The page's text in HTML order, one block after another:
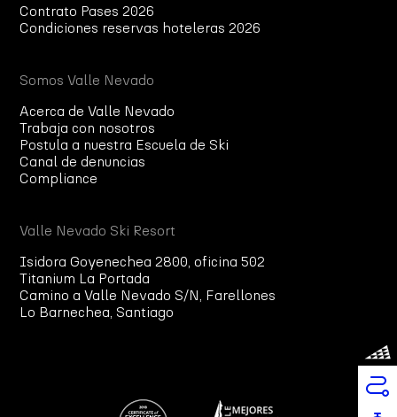
Contrato Pases 2026
Condiciones reservas hoteleras 2026
Somos Valle Nevado
Acerca de Valle Nevado
Trabaja con nosotros
Postula a nuestra Escuela de Ski
Canal de denuncias
Compliance
Valle Nevado Ski Resort
Isidora Goyenechea 2800, oficina 502
Titanium La Portada
Camino a Valle Nevado S/N, Farellones
Lo Barnechea, Santiago